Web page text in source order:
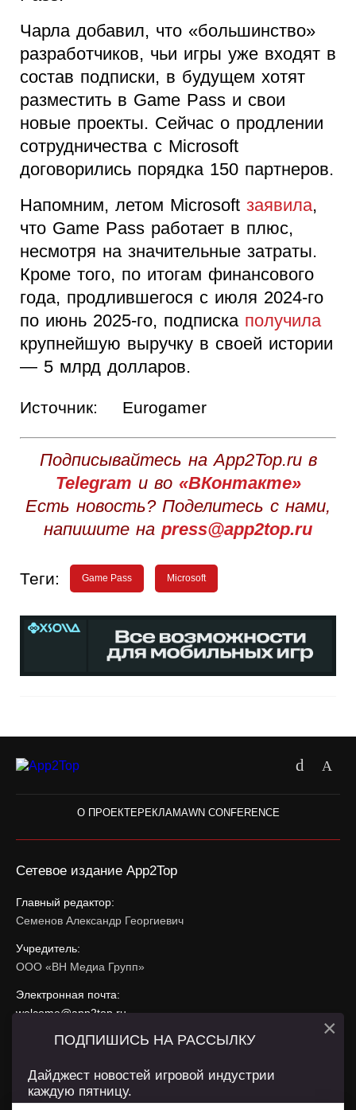
Чарла добавил, что «большинство»
разработчиков, чьи игры уже входят в
состав подписки, в будущем хотят
разместить в Game Pass и свои
новые проекты. Сейчас о продлении
сотрудничества с Microsoft
договорились порядка 150 партнеров.
Напомним, летом Microsoft заявила,
что Game Pass работает в плюс,
несмотря на значительные затраты.
Кроме того, по итогам финансового
года, продлившегося с июля 2024-го
по июнь 2025-го, подписка получила
крупнейшую выручку в своей истории
— 5 млрд долларов.
Источник: Eurogamer
Подписывайтесь на App2Top.ru в
Telegram и во «ВКонтакте»
Есть новость? Поделитесь с нами,
напишите на press@app2top.ru
Теги: Game Pass Microsoft
О ПРОЕКТЕРЕКЛАМАWN CONFERENCE
Сетевое издание App2Top
Главный редактор:
Семенов Александр Георгиевич
Учредитель:
ООО «ВН Медиа Групп»
Электронная почта:
welcome@app2top.ru
При использовании материалов активная ссылка на
Сайт использует IP адреса, cookie, данные геолокации
ПОДПИШИСЬ НА РАССЫЛКУ
Дайджест новостей игровой индустрии
каждую пятницу.
×